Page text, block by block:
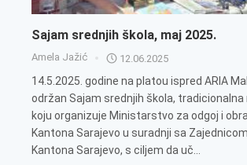
Sajam srednjih škola, maj 2025.
Amela Jažić 12.06.2025
14.5.2025. godine na platou ispred ARIA
održan Sajam srednjih škola,
koju organizuje Ministarstvo za odgoj i
Kantona Sarajevo u suradnji sa
Kantona Sarajevo, s ciljem da uč...